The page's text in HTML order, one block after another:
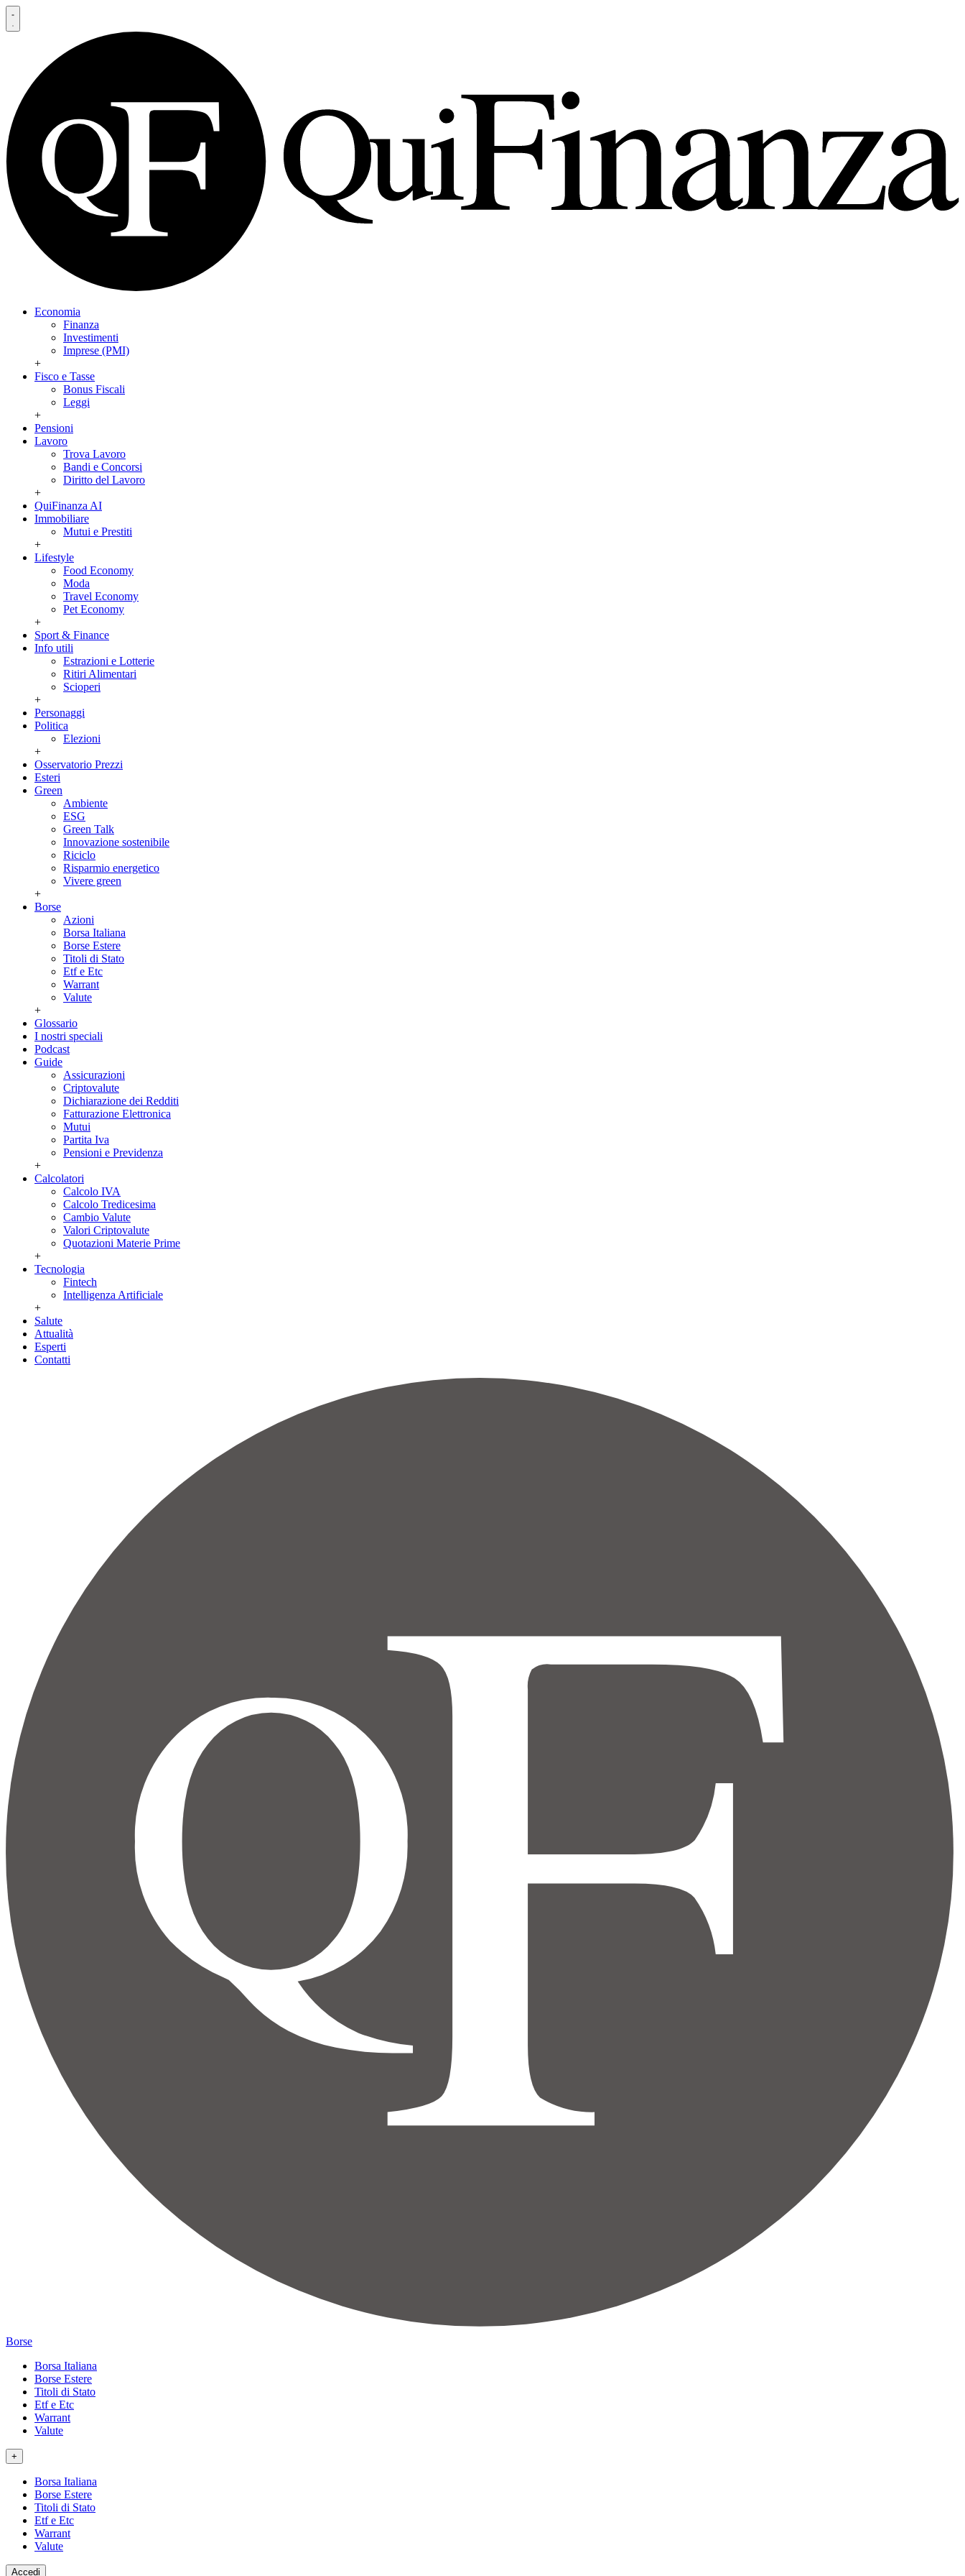
Economia
Finanza
Investimenti
Imprese (PMI)
+
Fisco e Tasse
Bonus Fiscali
Leggi
+
Pensioni
Lavoro
Trova Lavoro
Bandi e Concorsi
Diritto del Lavoro
+
QuiFinanza AI
Immobiliare
Mutui e Prestiti
+
Lifestyle
Food Economy
Moda
Travel Economy
Pet Economy
+
Sport & Finance
Info utili
Estrazioni e Lotterie
Ritiri Alimentari
Scioperi
+
Personaggi
Politica
Elezioni
+
Osservatorio Prezzi
Esteri
Green
Ambiente
ESG
Green Talk
Innovazione sostenibile
Riciclo
Risparmio energetico
Vivere green
+
Borse
Azioni
Borsa Italiana
Borse Estere
Titoli di Stato
Etf e Etc
Warrant
Valute
+
Glossario
I nostri speciali
Podcast
Guide
Assicurazioni
Criptovalute
Dichiarazione dei Redditi
Fatturazione Elettronica
Mutui
Partita Iva
Pensioni e Previdenza
+
Calcolatori
Calcolo IVA
Calcolo Tredicesima
Cambio Valute
Valori Criptovalute
Quotazioni Materie Prime
+
Tecnologia
Fintech
Intelligenza Artificiale
+
Salute
Attualità
Esperti
Contatti
Borse
Borsa Italiana
Borse Estere
Titoli di Stato
Etf e Etc
Warrant
Valute
+
Borsa Italiana
Borse Estere
Titoli di Stato
Etf e Etc
Warrant
Valute
Accedi